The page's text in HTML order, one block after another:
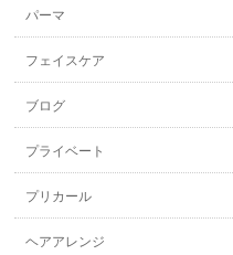
パーマ
フェイスケア
ブログ
プライベート
プリカール
ヘアアレンジ